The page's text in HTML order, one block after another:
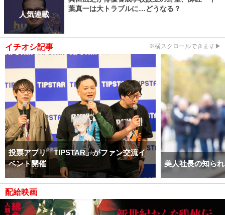
人気連載
葉真一は大トラブルに…どうなる？
イチオシ記事 ※横スクロールできます▶
投票アプリ「TIPSTAR」がファン交流イ
ベント開催
美人社長の知ら
配給映画